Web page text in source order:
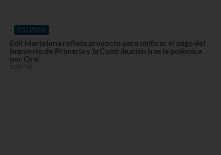
POLÍTICA
Edil Marteluna reflota proyecto para unificar el pago del
Impuesto de Primaria y la Contribución tras la polémica
por Orsi
16/07/26